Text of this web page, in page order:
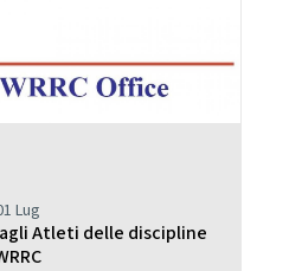
Lug
Atleti delle discipline